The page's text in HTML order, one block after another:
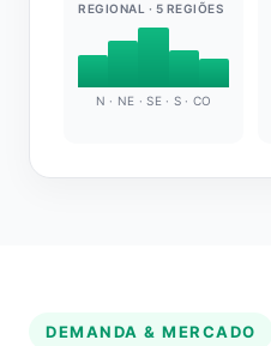
REGIONAL · 5 REGIÕES
N · NE · SE · S · CO
DEMANDA & MERCADO